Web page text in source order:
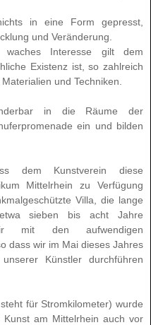
in eine Form gepresst,
und Veränderung.
Interesse gilt dem
Existenz ist, so zahlreich
und Techniken.
in die Räume der
ein und bilden
dem Kunstverein diese
Mittelrhein zu Verfügung
Villa, die lange
sieben bis acht Jahre
mit den aufwendigen
dass wir im Mai dieses Jahres
Künstler durchführen
für Stromkilometer) wurde
am Mittelrhein auch vor